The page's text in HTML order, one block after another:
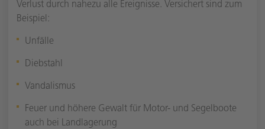
Verlust durch nahezu alle Ereignisse. Versichert sind zum
Beispiel:
Unfälle
Diebstahl
Vandalismus
Feuer und höhere Gewalt für Motor- und Segelboote
auch bei Landlagerung